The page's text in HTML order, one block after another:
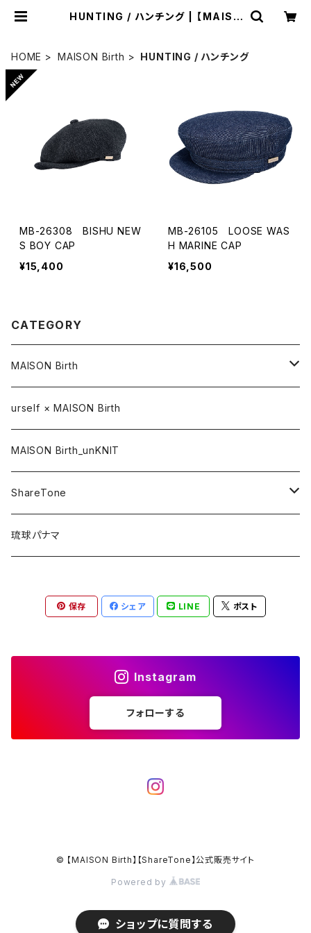
HUNTING / ハンチング | 【MAISO
HOME
MAISON Birth HUNTING / ハンチング
MB-26308 BISHU NEW
S BOY CAP
¥15,400
MB-26105 LOOSE WAS
H MARINE CAP
¥16,500
CATEGORY
MAISON Birth
CAP / キャップ
HAT / ハット
KNIT / ニット
CASQUETTE / キャスケット
HUNTING / ハンチング
OTHER / その他
OUTLET / アウトレット
urself × MAISON Birth
MAISON Birth_unKNIT
ShareTone
CAP / キャップ
KNIT / ニット
OUTLET / アウトレット
琉球パナマ
保存 シェア LINE ポスト
Instagram
フォローする
© 【MAISON Birth】【ShareTone】公式販売サイト
Powered by
ショップに質問する